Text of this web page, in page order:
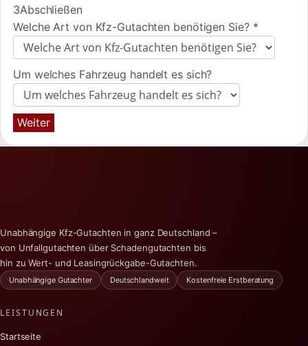
3Abschließen
Welche Art von Kfz-Gutachten benötigen Sie? *
Um welches Fahrzeug handelt es sich?
Weiter
Unabhängige Kfz-Gutachten in ganz Deutschland –
von Unfallgutachten über Schadengutachten bis
hin zu Wert- und Leasingrückgabe-Gutachten.
Unabhängige Gutachter Deutschlandweit Kostenfreie Erstberatung
LEISTUNGEN
Startseite